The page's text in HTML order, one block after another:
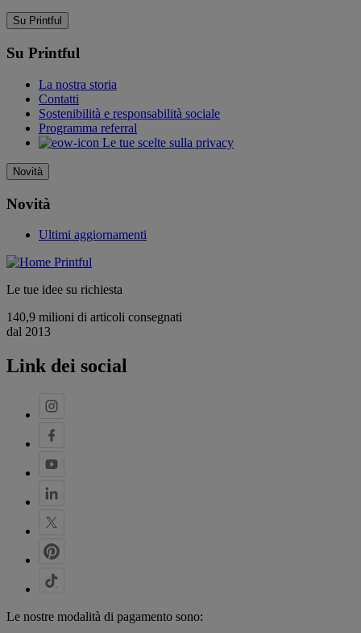
Su Printful
Su Printful
La nostra storia
Contatti
Sostenibilità e responsabilità sociale
Programma referral
Le tue scelte sulla privacy
Novità
Novità
Ultimi aggiornamenti
Le tue idee su richiesta
140,9 milioni di articoli consegnati
dal 2013
Link dei social
Le nostre modalità di pagamento sono: